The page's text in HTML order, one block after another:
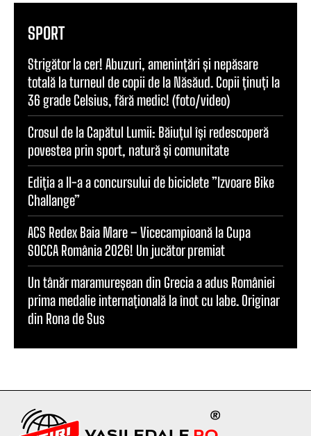
SPORT
Strigător la cer! Abuzuri, amenințări și nepăsare
totală la turneul de copii de la Năsăud. Copii ținuți la
36 grade Celsius, fără medic! (foto/video)
Crosul de la Capătul Lumii: Băiuțul își redescoperă
povestea prin sport, natură și comunitate
Ediția a II-a a concursului de biciclete ”Izvoare Bike
Challange”
ACS Redex Baia Mare – Vicecampioană la Cupa
SOCCA România 2026! Un jucător premiat
Un tânăr maramureșean din Grecia a adus României
prima medalie internațională la înot cu labe. Originar
din Rona de Sus